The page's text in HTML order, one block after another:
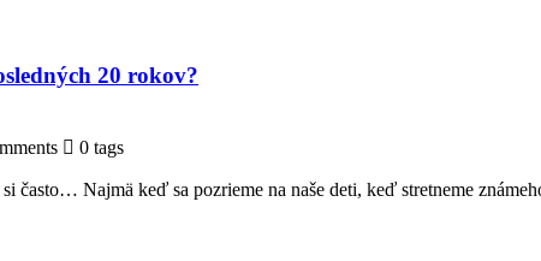
20 rokov?
0 tags
často… Najmä keď sa pozrieme na naše deti, keď stretneme